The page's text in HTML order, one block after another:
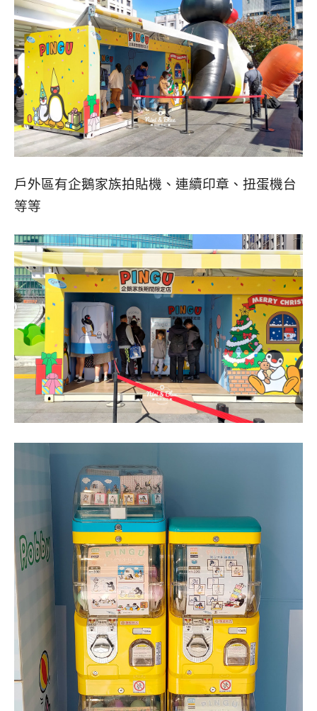
戶外區有企鵝家族拍貼機、連續印章、扭蛋機台
等等